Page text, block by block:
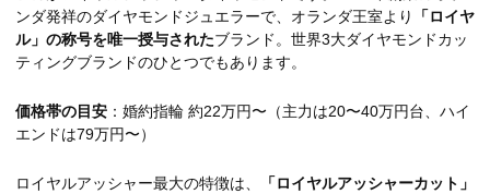
ンダ発祥のダイヤモンドジュエラーで、オランダ王室より
「ロイヤ
ル」の称号を唯一授与されたブランド。世界3大ダイヤモンドカッ
ティングブランドのひとつでもあります。
価格帯の目安 ：婚約指輪 約22万円〜（主力は20〜40万円台、ハイ
エンドは79万円〜）
ロイヤルアッシャー最大の特徴は、
「ロイヤルアッシャーカット」